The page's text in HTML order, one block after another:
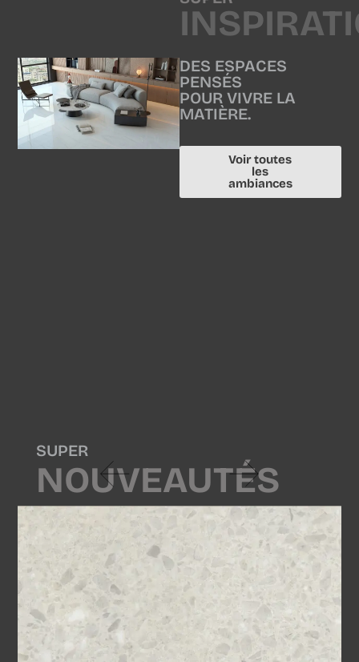
DES ESPACES
PENSÉS
POUR VIVRE LA
MATIÈRE.
Voir toutes
les
ambiances
SUPER
NOUVEAUTÉS